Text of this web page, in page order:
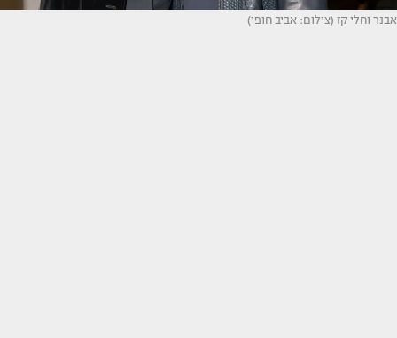
אבנר וחלי קז (צילום: אביב חופי)